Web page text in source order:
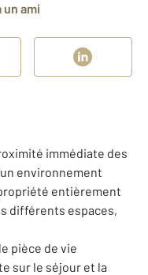
un ami
immédiate des
environnement
entièrement
différents espaces,
pièce de vie
sur le séjour et la